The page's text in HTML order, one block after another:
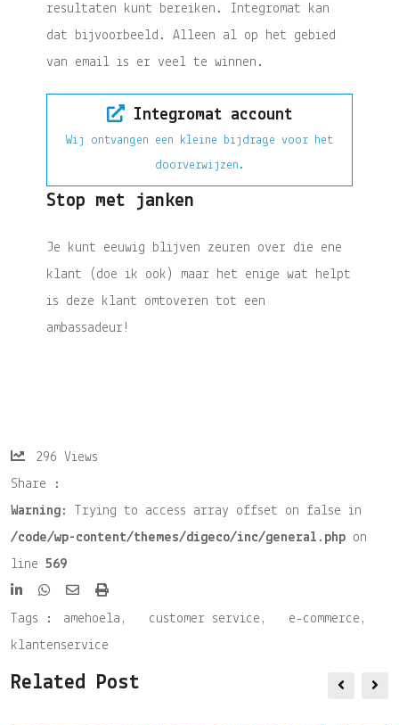
resultaten kunt bereiken. Integromat kan
dat bijvoorbeeld. Alleen al op het gebied
van email is er veel te winnen.
Integromat account
Wij ontvangen een kleine bijdrage voor het
doorverwijzen.
Stop met janken
Je kunt eeuwig blijven zeuren over die ene
klant (doe ik ook) maar het enige wat helpt
is deze klant omtoveren tot een
ambassadeur!
296 Views
Share :
Warning: Trying to access array offset on false in
/code/wp-content/themes/digeco/inc/general.php on
line 569
Share
via
Email
Print
Tags : amehoela , customer service , e-commerce ,
klantenservice
Related Post